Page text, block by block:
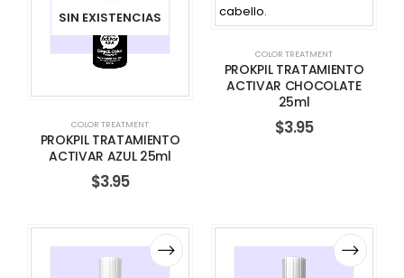
SIN EXISTENCIAS
COLOR TREATMENT
PROKPIL TRATAMIENTO
ACTIVAR AZUL 25ml
$3.95
COLOR TREATMENT
PROKPIL TRATAMIENTO
ACTIVAR CHOCOLATE
25ml
$3.95